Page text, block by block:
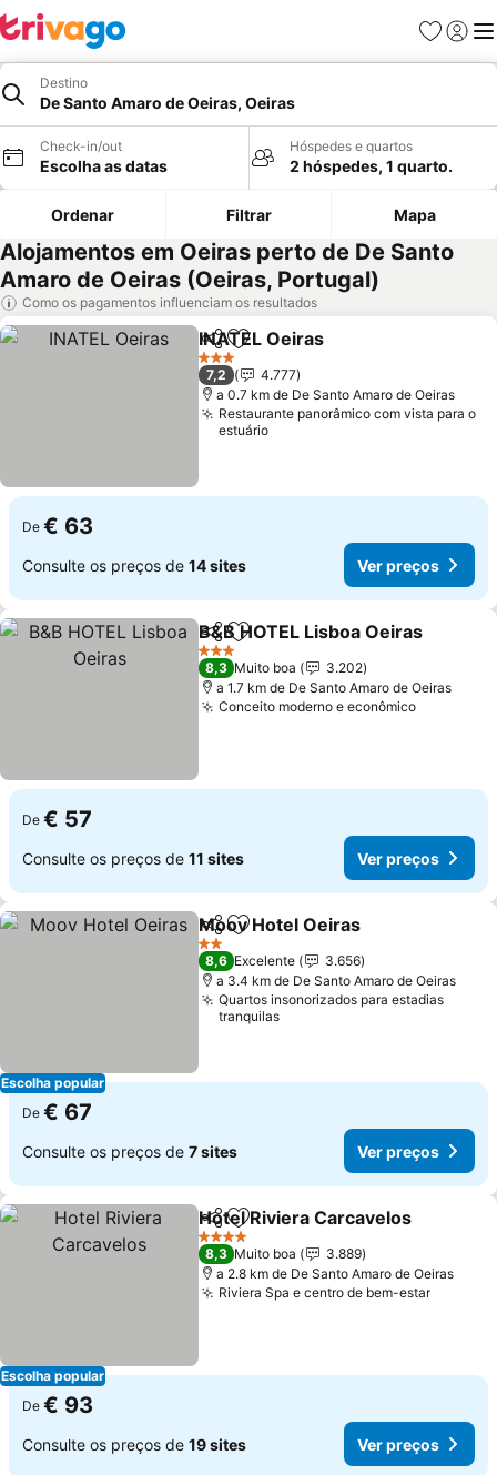
Favoritos
Iniciar
Destino
De Santo Amaro de Oeiras, Oeiras
Check-in/out
Escolha as datas
Hóspedes e quartos
2 hóspedes, 1 quarto.
Ordenar Filtrar Mapa
Alojamentos em Oeiras perto de De Santo
Amaro de Oeiras (Oeiras, Portugal)
Como os pagamentos influenciam os resultados
PartilharAdicionar aos favoritos
INATEL Oeiras
3 Estrelas
7,2
4.777
a 0.7 km de De Santo Amaro de Oeiras
Restaurante panorâmico com vista para o
estuário
De € 63
Consulte os preços de 14 sites Ver preços
PartilharAdicionar aos favoritos
B&B HOTEL Lisboa Oeiras
3 Estrelas
8,3 Muito boa
3.202
a 1.7 km de De Santo Amaro de Oeiras
Conceito moderno e econômicoVer
De € 57
Consulte os preços de 11 sites Ver preços
Escolha popular
PartilharAdicionar aos favoritos
Moov Hotel Oeiras
2 Estrelas
8,6 Excelente
3.656
a 3.4 km de De Santo Amaro de Oeiras
Quartos insonorizados para estadias
tranquilas
De € 67
Consulte os preços de 7 sites Ver preços
Escolha popular
PartilharAdicionar aos favoritos
Hotel Riviera Carcavelos
4 Estrelas
8,3 Muito boa
3.889
a 2.8 km de De Santo Amaro de Oeiras
Riviera Spa e centro de bem-estarVer
De € 93
Consulte os preços de 19 sites Ver preços